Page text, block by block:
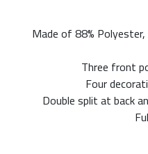
Made of 88% Polyester,
Three front
Four
Double split at back